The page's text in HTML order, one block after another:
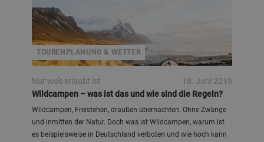
TOURENPLANUNG & WETTER
Nur wo's erlaubt ist
18. Juni 2019
Wildcampen – was ist das und wie sind die Regeln?
Wildcampen, Freistehen, draußen übernachten. Ohne Zwänge
und inmitten der Natur. Doch was ist Wildcampen, warum ist
es beispielsweise in Deutschland verboten und wie hoch kann